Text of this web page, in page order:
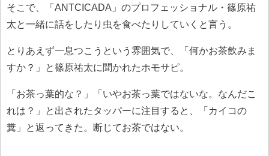
そこで、「ANTCICADA」のプロフェッショナル・篠原祐
太と一緒に話をしたり虫を食べたりしていくと言う。
とりあえず一息つこうという雰囲気で、「何かお茶飲みま
すか？」と篠原祐太に聞かれたホモサピ。
「お茶っ葉的な？」「いやお茶っ葉ではないな。なんだこ
れは？」と出されたタッパーに注目すると、「カイコの
糞」と返ってきた。断じてお茶ではない。